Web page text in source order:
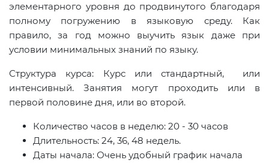
элементарного уровня до продвинутого благодаря
полному погружению в языковую среду. Как
правило, за год можно выучить язык даже при
условии минимальных знаний по языку.
Структура курса: Курс или стандартный, или
интенсивный. Занятия могут проходить или в
первой половине дня, или во второй.
Количество часов в неделю: 20 - 30 часов
Длительность: 24, 36, 48 недель.
Даты начала: Очень удобный график начала